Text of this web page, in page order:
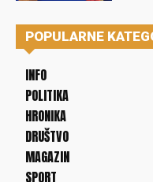
POPULARNE
INFO
POLITIKA
HRONIKA
DRUŠTVO
MAGAZIN
SPORT